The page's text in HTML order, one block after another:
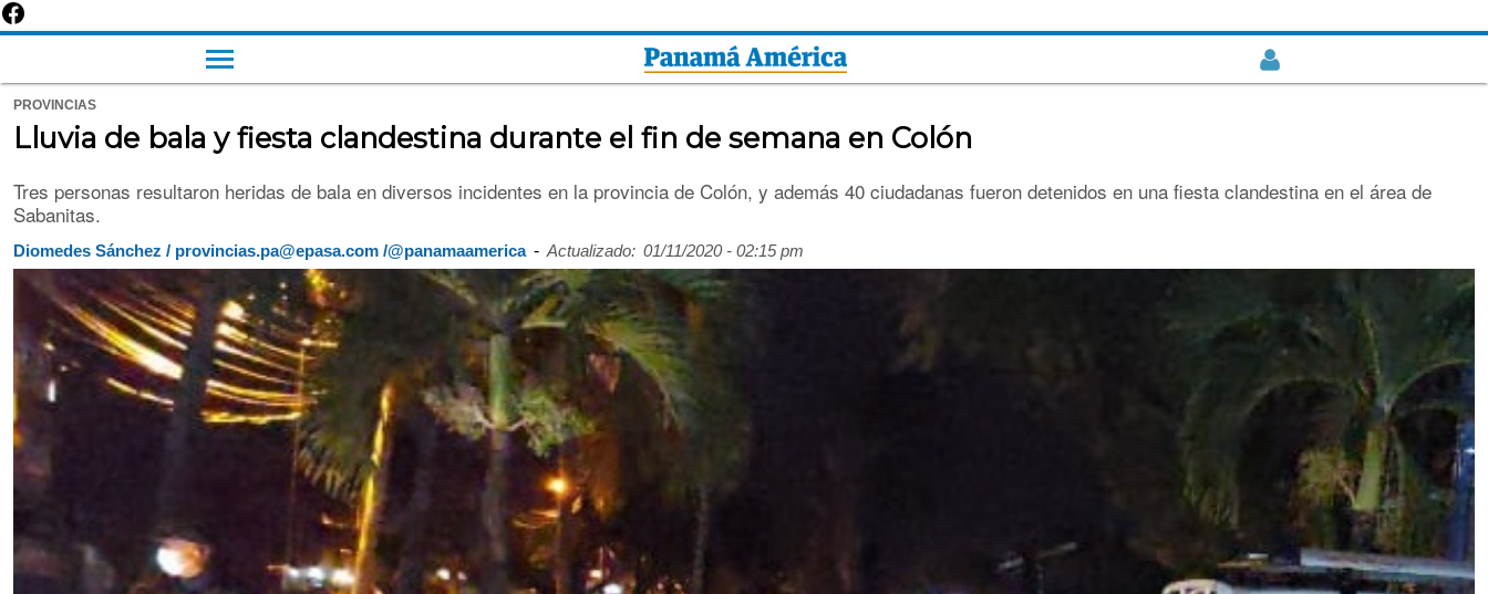
PROVINCIAS
Lluvia de bala y fiesta clandestina durante el fin de semana en Colón
Tres personas resultaron heridas de bala en diversos incidentes en la provincia de Colón, y además 40 ciudadanas fueron detenidos en una fiesta clandestina en el área de
Sabanitas.
Diomedes Sánchez / provincias.pa@epasa.com /@panamaamerica - Actualizado: 01/11/2020 - 02:15 pm